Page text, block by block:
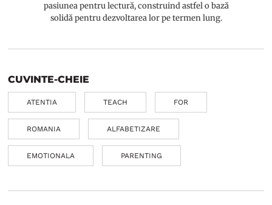
pasiunea pentru lectură, construind astfel o bază
solidă pentru dezvoltarea lor pe termen lung.
CUVINTE-CHEIE
ATENTIA TEACH FOR
ROMANIA ALFABETIZARE
EMOTIONALA PARENTING